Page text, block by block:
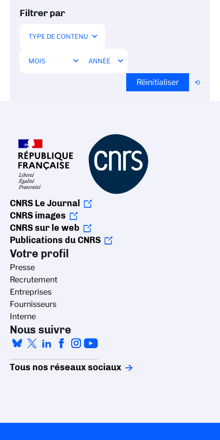
Filtrer par
Réinitialiser
CNRS Le Journal
CNRS images
CNRS sur le web
Publications du CNRS
Votre profil
Presse
Recrutement
Entreprises
Fournisseurs
Interne
Nous suivre
Tous nos réseaux sociaux